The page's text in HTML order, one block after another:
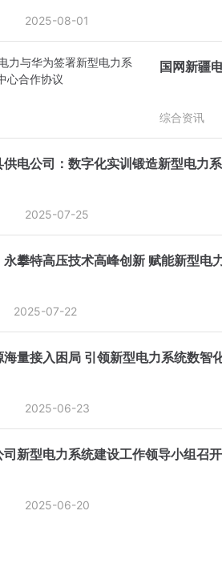
2025-08-01
国网新疆
综合资讯
供电公司：数字化实训锻造新型电力
2025-07-25
攀特高压技术高峰创新 赋能新型电
2025-07-22
海量接入困局 引领新型电力系统数
2025-06-23
司新型电力系统建设工作领导小组召
2025-06-20